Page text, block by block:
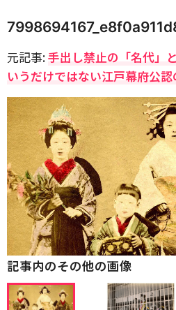
元記事:手出し禁止の「名代」
いうだけではない江戸幕府公
記事内のその他の画像